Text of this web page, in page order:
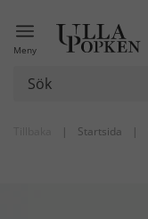
Meny
| Startsida |